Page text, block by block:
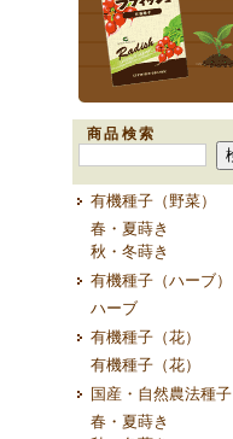
商品検索
有機種子（野菜）
春・夏蒔き
秋・冬蒔き
有機種子（ハーブ）
ハーブ
有機種子（花）
有機種子（花）
国産・自然農法種子
春・夏蒔き